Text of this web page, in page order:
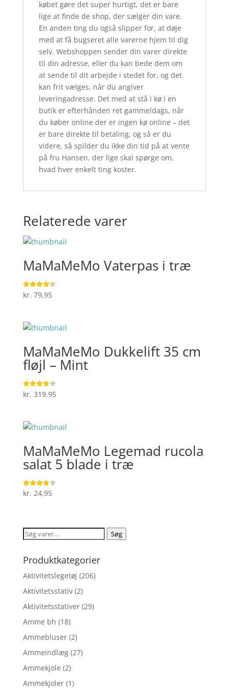
købet gøre det super hurtigt, det er bare
lige at finde de shop, der sælger din vare.
En anden ting du også slipper for, at døje
med at få bugseret alle varerne hjem til dig
selv. Webshoppen sender din varer direkte
til din adresse, eller du kan bede dem om
at sende til dit arbejde i stedet for, og det
kan frit vælges, når du angiver
leveringadresse. Det med at stå i kø i en
butik er efterhånden ret gammeldags, når
du køber online der er ingen kø online – det
er bare direkte til betaling, og så er du
videre, så spilder du ikke din tid på at vente
på fru Hansen, der lige skal spørge om,
hvad hver enkelt ting koster.
Relaterede varer
MaMaMeMo Vaterpas i træ
Vurderet
4.3
kr. 79,95
MaMaMeMo Dukkelift 35 cm
fløjl – Mint
Vurderet
3.9
kr. 319,95
MaMaMeMo Legemad rucola
salat 5 blade i træ
Vurderet
3.9
kr. 24,95
Søg
Søg
Produktkategorier
Aktivitetslegetøj (206)
Aktivitetsstativ (2)
Aktivitetsstativer (29)
Amme bh (18)
Ammebluser (2)
Ammeindlæg (27)
Ammekjole (2)
Ammekjoler (1)